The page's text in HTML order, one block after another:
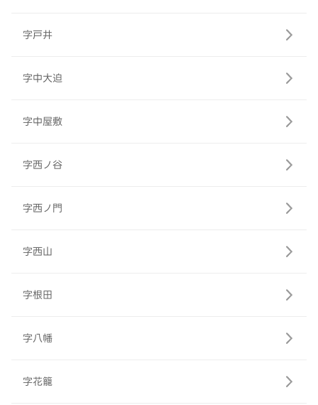
字戸井
字中大迫
字中屋敷
字西ノ谷
字西ノ門
字西山
字根田
字八幡
字花籠